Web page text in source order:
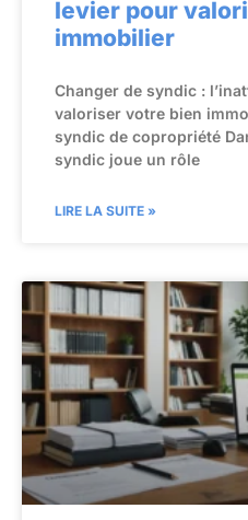
levier pour
immobilier
Changer de syndic :
valoriser votre bien
syndic de copropriété
syndic joue un rôle
LIRE LA SUITE »